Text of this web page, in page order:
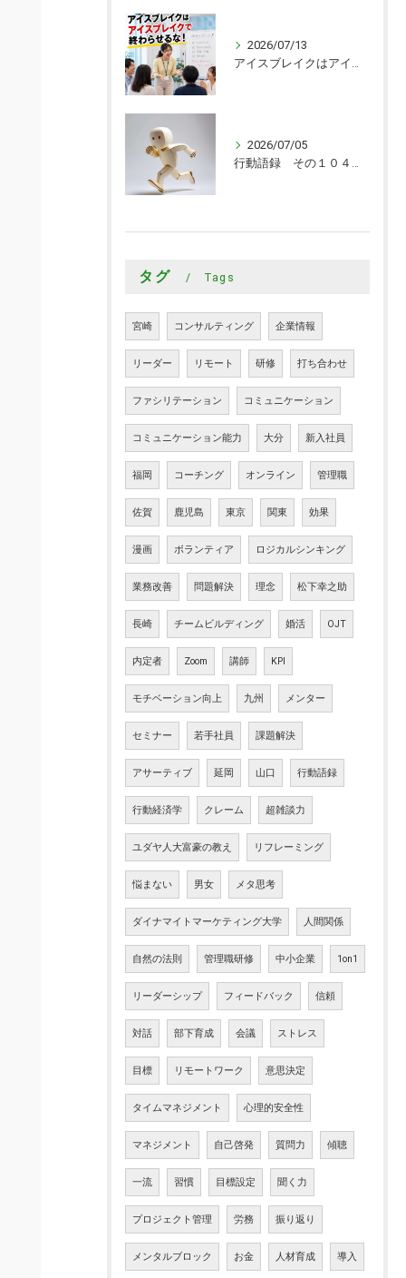
2026/07/13
2026/07/05
タグ Tags
宮崎 コンサルティング 企業情報
リーダー リモート 研修 打ち合わせ
ファシリテーション コミュニケーション
コミュニケーション能力 大分 新入社員
福岡 コーチング オンライン 管理職
佐賀 鹿児島 東京 関東 効果
漫画 ボランティア ロジカルシンキング
業務改善 問題解決 理念 松下幸之助
長崎 チームビルディング 婚活 OJT
内定者 Zoom 講師 KPI
モチベーション向上 九州 メンター
セミナー 若手社員 課題解決
アサーティブ 延岡 山口 行動語録
行動経済学 クレーム 超雑談力
ユダヤ人大富豪の教え リフレーミング
悩まない 男女 メタ思考
ダイナマイトマーケティング大学 人間関係
自然の法則 管理職研修 中小企業 1on1
リーダーシップ フィードバック 信頼
対話 部下育成 会議 ストレス
目標 リモートワーク 意思決定
タイムマネジメント 心理的安全性
マネジメント 自己啓発 質問力 傾聴
一流 習慣 目標設定 聞く力
プロジェクト管理 労務 振り返り
メンタルブロック お金 人材育成 導入